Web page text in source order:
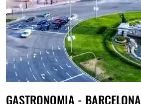
GASTRONOMIA - BARCELONA